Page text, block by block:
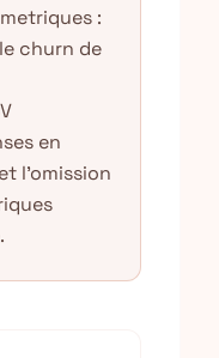
:
churn de
en
l'omission